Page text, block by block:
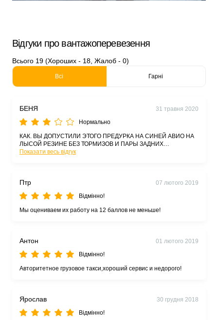
Відгуки про вантажоперевезення
Всього 19 (Хороших - 18, Жалоб - 0)
Всі Гарні
БЕНЯ
31 травня 2020
Нормально
КАК. ВЫ ДОПУСТИЛИ ЭТОГО ПРЕДУРКА НА СИНЕЙ АВИО НА
ЛЫСОЙ РЕЗИНЕ БЕЗ ТОРМИЗОВ И ПАРЫ ЗАДНИХ
КОЛЕС??????????ШО ЗА ШАРАГИНА КОНТОРА КУДА
Показати весь відгук
Птр
07 лютого 2019
Відмінно!
Мы оцениваем их работу на 12 баллов не меньше!
Антон
01 лютого 2019
Відмінно!
Авторитетное грузовое такси,хороший сервис и недорого!
Ярослав
30 грудня 2018
Відмінно!